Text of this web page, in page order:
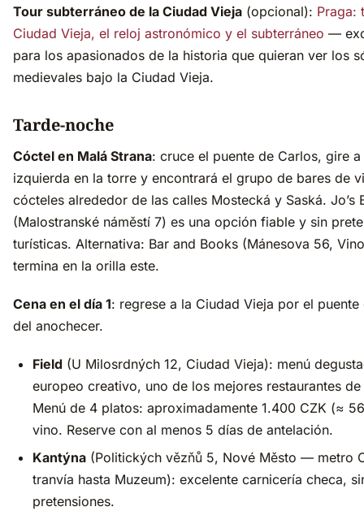
Tour subterráneo de la Ciudad Vieja (opcional): Praga:
Ciudad Vieja, el reloj astronómico y el subterráneo —
para los apasionados de la historia que quieran ver los
medievales bajo la Ciudad Vieja.
Tarde-noche
Cóctel en Malá Strana: cruce el puente de Carlos, gire a
izquierda en la torre y encontrará el grupo de bares de
cócteles alrededor de las calles Mostecká y Saská. Jo’s
(Malostranské náměstí 7) es una opción fiable y sin
turísticas. Alternativa: Bar and Books (Mánesova 56,
termina en la orilla este.
Cena en el día 1: regrese a la Ciudad Vieja por el puente
del anochecer.
Field (U Milosrdných 12, Ciudad Vieja): menú
europeo creativo, uno de los mejores restaurantes de
Menú de 4 platos: aproximadamente 1.400 CZK (≈
vino. Reserve con al menos 5 días de antelación.
Kantýna (Politických vězňů 5, Nové Město — metro
tranvía hasta Muzeum): excelente carnicería checa,
pretensiones.